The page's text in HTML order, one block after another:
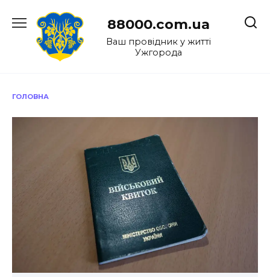
до
88000.com.ua
Ваш провідник у житті
Ужгорода
ГОЛОВНА